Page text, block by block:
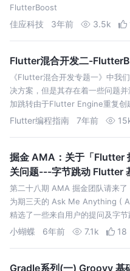
FlutterBoost
佳应科技 3年前 3.5k
Flutter混合开发二-
《Flutter混合开发专题一》中我
决方案，但是其存在着一些问题
加跳转由于Flutter Engine重复
用中全局变量在各独立页面不能
Flutter编程指南 7年前
掘金 AMA：关于「Flutter
关问题---字节跳动 Flutter
第二十八期 AMA 掘金团队请来
为期三天的 Ask Me Anything (
精选了一些来自用户的提问及字
未来或许需要像Flutter这种更彻…
小蝴蝶 6年前 7.1k 18
Gradle系列(一) Groovy 基